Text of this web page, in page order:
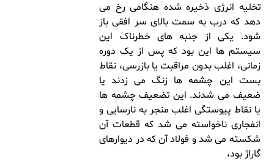
تخلیه انرژی ذخیره شده هنگامی رخ می
دهد که درب به سمت بالای سر افقی باز
شود. یکی از جنبه های خطرناک این
سیستم ها این بود که پس از یک دوره
زمانی، اغلب بدون مراقبت یا بازرسی، نقاط
بست این چشمه ها زنگ می زدند یا
ضعیف می شدند. این تضعیف چشمه ها
یا نقاط پیوستگی اغلب منجر به نارسایی و
انفجاری ناخواسته می شد که قطعات آن
شکسته می شد و فولاد آن که در دیوارهای
گاراژ بود،